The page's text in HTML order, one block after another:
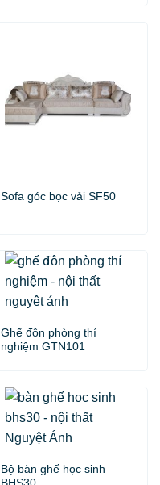
Sofa góc bọc vải SF50
Ghế đôn phòng thí
nghiệm GTN101
Bộ bàn ghế học sinh